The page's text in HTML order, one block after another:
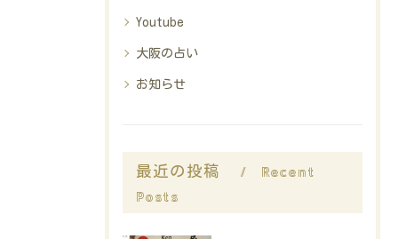
Youtube
大阪の占い
お知らせ
最近の投稿
Recent
Posts